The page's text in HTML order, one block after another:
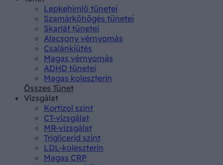
Lepkehimlő tünetei
Szamárköhögés tünetei
Skarlát tünetei
Alacsony vérnyomás
Csalánkiütés
Magas vérnyomás
ADHD tünetei
Magas koleszterin
Összes Tünet
Vizsgálat
Kortizol szint
CT-vizsgálat
MR-vizsgálat
Triglicerid szint
LDL-koleszterin
Magas CRP